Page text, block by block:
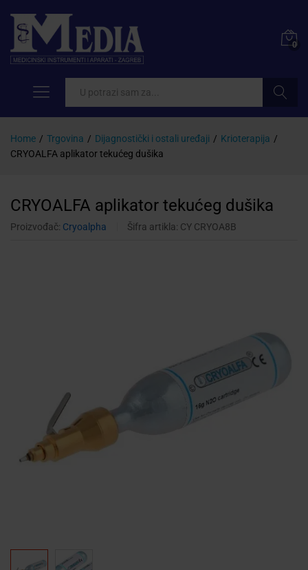
0
Home / Trgovina / Dijagnostički i ostali uređaji / Krioterapija /
CRYOALFA aplikator tekućeg dušika
CRYOALFA aplikator tekućeg dušika
Proizvođač: Cryoalpha Šifra artikla: CY CRYOA8B